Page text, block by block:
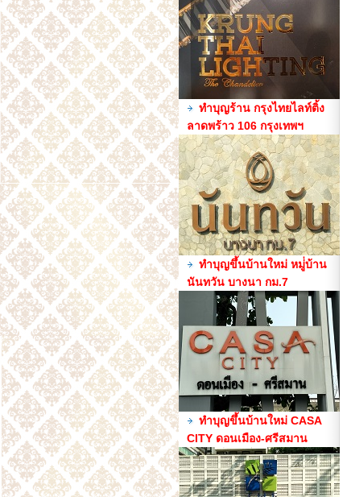
ทำบุญร้าน กรุงไทยไลท์ติ้ง
ลาดพร้าว 106 กรุงเทพฯ
ทำบุญขึ้นบ้านใหม่ หมู่่บ้าน
นันทวัน บางนา กม.7
ทำบุญขึ้นบ้านใหม่ CASA
CITY ดอนเมือง-ศรีสมาน